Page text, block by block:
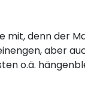
mit, denn der
aber
o.ä.